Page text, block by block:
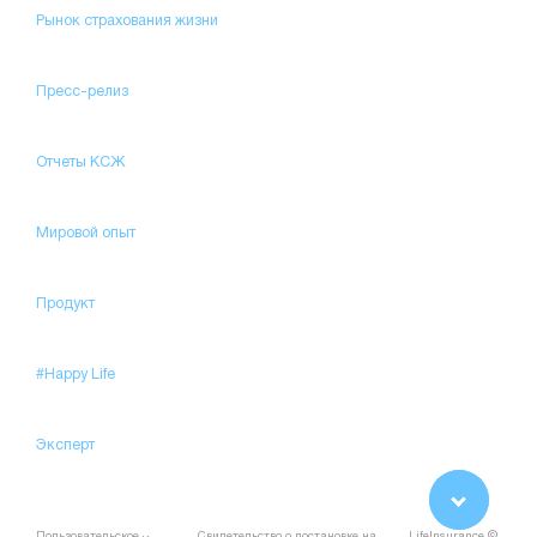
Рынок страхования жизни
Пресс-релиз
Отчеты КСЖ
Мировой опыт
Продукт
#Happy Life
Эксперт